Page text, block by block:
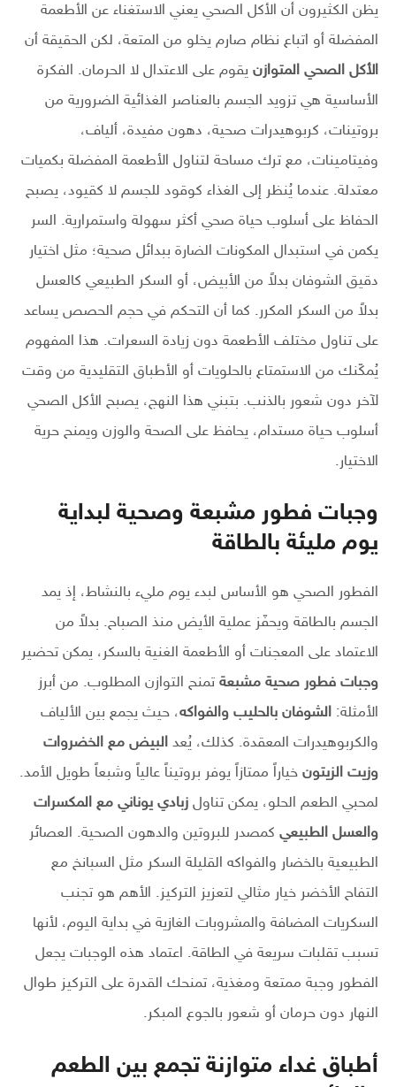
يظن الكثيرون أن الأكل الصحي يعني الاستغناء عن الأطعمة
المفضلة أو اتباع نظام صارم يخلو من المتعة، لكن الحقيقة أن
الأكل الصحي المتوازن يقوم على الاعتدال لا الحرمان. الفكرة
الأساسية هي تزويد الجسم بالعناصر الغذائية الضرورية من
بروتينات، كربوهيدرات صحية، دهون مفيدة، ألياف،
وفيتامينات، مع ترك مساحة لتناول الأطعمة المفضلة بكميات
معتدلة. عندما يُنظر إلى الغذاء كوقود للجسم لا كقيود، يصبح
الحفاظ على أسلوب حياة صحي أكثر سهولة واستمرارية. السر
يكمن في استبدال المكونات الضارة ببدائل صحية؛ مثل اختيار
دقيق الشوفان بدلاً من الأبيض، أو السكر الطبيعي كالعسل
بدلاً من السكر المكرر. كما أن التحكم في حجم الحصص يساعد
على تناول مختلف الأطعمة دون زيادة السعرات. هذا المفهوم
يُمكّنك من الاستمتاع بالحلويات أو الأطباق التقليدية من وقت
لآخر دون شعور بالذنب. بتبني هذا النهج، يصبح الأكل الصحي
أسلوب حياة مستدام، يحافظ على الصحة والوزن ويمنح حرية
الاختيار.
وجبات فطور مشبعة وصحية لبداية
يوم مليئة بالطاقة
الفطور الصحي هو الأساس لبدء يوم مليء بالنشاط، إذ يمد
الجسم بالطاقة ويحفّز عملية الأيض منذ الصباح. بدلاً من
الاعتماد على المعجنات أو الأطعمة الغنية بالسكر، يمكن تحضير
وجبات فطور صحية مشبعة تمنح التوازن المطلوب. من أبرز
الأمثلة: الشوفان بالحليب والفواكه، حيث يجمع بين الألياف
والكربوهيدرات المعقدة. كذلك، يُعد البيض مع الخضروات
وزيت الزيتون خياراً ممتازاً يوفر بروتيناً عالياً وشبعاً طويل الأمد.
لمحبي الطعم الحلو، يمكن تناول زبادي يوناني مع المكسرات
والعسل الطبيعي كمصدر للبروتين والدهون الصحية. العصائر
الطبيعية بالخضار والفواكه القليلة السكر مثل السبانخ مع
التفاح الأخضر خيار مثالي لتعزيز التركيز. الأهم هو تجنب
السكريات المضافة والمشروبات الغازية في بداية اليوم، لأنها
تسبب تقلبات سريعة في الطاقة. اعتماد هذه الوجبات يجعل
الفطور وجبة ممتعة ومغذية، تمنحك القدرة على التركيز طوال
النهار دون حرمان أو شعور بالجوع المبكر.
أطباق غداء متوازنة تجمع بين الطعم